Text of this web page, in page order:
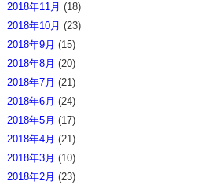
2018年11月 (18)
2018年10月 (23)
2018年9月 (15)
2018年8月 (20)
2018年7月 (21)
2018年6月 (24)
2018年5月 (17)
2018年4月 (21)
2018年3月 (10)
2018年2月 (23)